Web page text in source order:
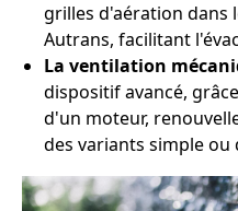
grilles d'aération dans
Autrans, facilitant
La ventilation
dispositif avancé,
d'un moteur,
des variants simple